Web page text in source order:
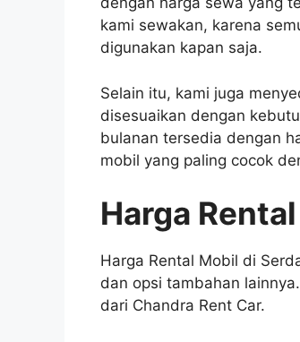
kami sewakan, karena
digunakan kapan saja.
Selain itu, kami juga
disesuaikan dengan
bulanan tersedia dengan
mobil yang paling cocok
Harga
Harga Rental Mobil di
dan opsi tambahan
dari Chandra Rent Car.